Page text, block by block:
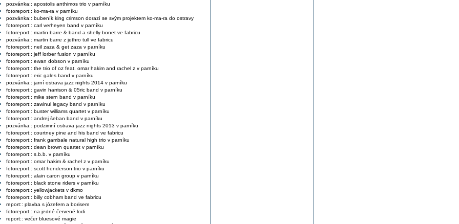
pozvánka:: apostolis anthimos trio v parníku
fotoreport:: ko-ma-ra v parníku
pozvánka:: bubeník king crimson dorazí se svým projektem ko-ma-ra do ostravy
fotoreport:: carl verheyen band v parníku
fotoreport:: martin barre & band a shelly bonet ve fabricu
pozvánka:: martin barre z jethro tull ve fabricu
fotoreport:: neil zaza & get zaza v parníku
fotoreport:: jeff lorber fusion v parníku
fotoreport:: ewan dobson v parníku
fotoreport:: the trio of oz feat. omar hakim and rachel z v parníku
fotoreport:: eric gales band v parníku
pozvánka:: jarní ostrava jazz nights 2014 v parníku
fotoreport:: gavin harrison & 05ric band v parníku
fotoreport:: mike stern band v parníku
fotoreport:: zawinul legacy band v parníku
fotoreport:: buster williams quartet v parníku
fotoreport:: andrej šeban band v parníku
pozvánka:: podzimní ostrava jazz nights 2013 v parníku
fotoreport:: courtney pine and his band ve fabricu
fotoreport:: frank gambale natural high trio v parníku
fotoreport:: dean brown quartet v parníku
fotoreport:: s.b.b. v parníku
fotoreport:: omar hakim & rachel z v parníku
fotoreport:: scott henderson trio v parníku
fotoreport:: alain caron group v parníku
fotoreport:: black stone riders v parníku
fotoreport:: yellowjackets v dkmo
fotoreport:: billy cobham band ve fabricu
report:: plavba s józefem a borisem
fotoreport:: na jedné červené lodi
report:: večer bluesové magie